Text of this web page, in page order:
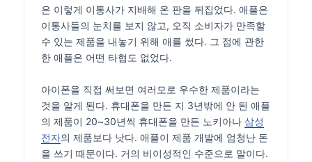
은 이렇게 이통사가 지배해 온 판을 뒤집었다. 애플은
이통사들의 눈치를 보지 않고, 오직 소비자가 만족할
수 있는 제품을 내놓기 위해 애를 썼다. 그 점에 관한
한 애플은 어떤 타협도 없었다.
아이폰을 직접 써보면 여러모로 우수한 제품이라는
것을 알게 된다. 휴대폰을 만든 지 3년밖에 안 된 애플
의 제품이 20~30년씩 휴대폰을 만든 노키아나삼성
전자의 제품보다 낫다. 애플이 제품 개발에 엄청난 돈
을 쓰기 때문이다. 거의 비이성적인 수준으로 말이다.